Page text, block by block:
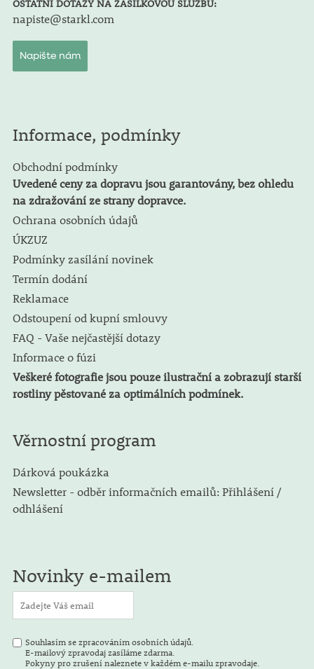
OSTATNÍ DOTAZY NA ZÁSILKOVOU SLUŽBU:
napiste@starkl.com
Napište nám
Informace, podmínky
Obchodní podmínky
Uvedené ceny za dopravu jsou garantovány, bez ohledu
na zdražování ze strany dopravce.
Ochrana osobních údajů
ÚKZUZ
Podmínky zasílání novinek
Termín dodání
Reklamace
Odstoupení od kupní smlouvy
FAQ - Vaše nejčastější dotazy
Informace o fúzi
Veškeré fotografie jsou pouze ilustrační a zobrazují starší
rostliny pěstované za optimálních podmínek.
Věrnostní program
Dárková poukázka
Newsletter - odběr informačních emailů: Přihlášení /
odhlášení
Novinky e-mailem
Souhlasím se zpracováním osobních údajů.
E-mailový zpravodaj zasíláme zdarma.
Pokyny pro zrušení naleznete v každém e-mailu zpravodaje.